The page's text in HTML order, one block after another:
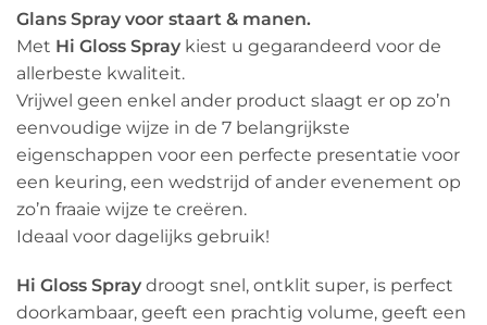
Glans Spray voor staart & manen.
Met Hi Gloss Spray kiest u gegarandeerd voor de
allerbeste kwaliteit.
Vrijwel geen enkel ander product slaagt er op zo’n
eenvoudige wijze in de 7 belangrijkste
eigenschappen voor een perfecte presentatie voor
een keuring, een wedstrijd of ander evenement op
zo’n fraaie wijze te creëren.
Ideaal voor dagelijks gebruik!
Hi Gloss Spray droogt snel, ontklit super, is perfect
doorkambaar, geeft een prachtig volume, geeft een